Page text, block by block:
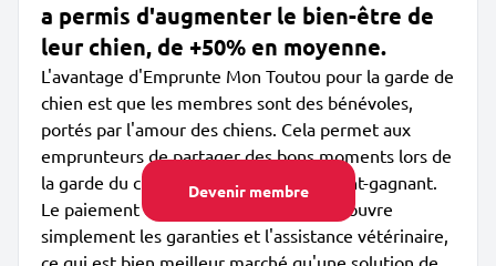
Devenir membre
a permis d'augmenter le bien-être de
leur chien, de +50% en moyenne.
L'avantage d'Emprunte Mon Toutou pour la garde de
chien est que les membres sont des bénévoles,
portés par l'amour des chiens. Cela permet aux
emprunteurs de partager des bons moments lors de
la garde du chien, c'est vraiment gagnant-gagnant.
Le paiement de l'abonnement annuel couvre
simplement les garanties et l'assistance vétérinaire,
ce qui est bien meilleur marché qu'une solution de